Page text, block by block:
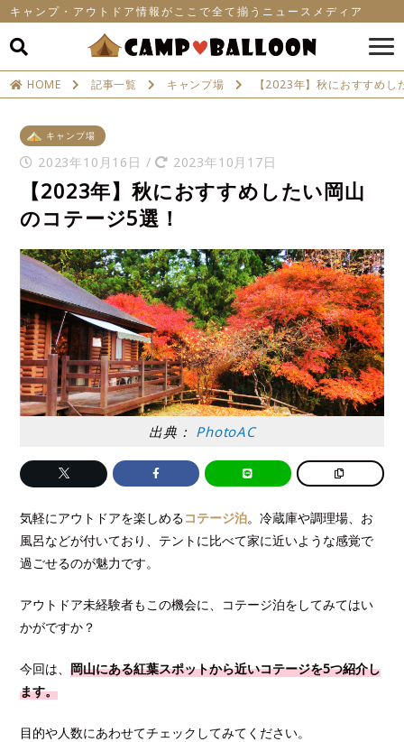
キャンプ・アウトドア情報がここで全て揃うニュースメディア
HOME 記事一覧 キャンプ場 【2023年】秋におすすめ
キャンプ場
2023年10月16日 / 2023年10月17日
【2023年】秋におすすめしたい岡山
のコテージ5選！
出典： PhotoAC
気軽にアウトドアを楽しめるコテージ泊。冷蔵庫や調理場、お
風呂などが付いており、テントに比べて家に近いような感覚で
過ごせるのが魅力です。
アウトドア未経験者もこの機会に、コテージ泊をしてみてはい
かがですか？
今回は、岡山にある紅葉スポットから近いコテージを5つ紹介し
ます。
目的や人数にあわせてチェックしてみてください。